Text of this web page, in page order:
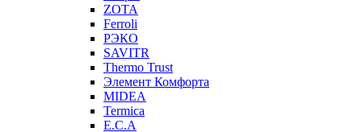
ZOTA
Ferroli
РЭКО
SAVITR
Thermo Trust
Элемент Комфорта
MIDEA
Termica
E.C.A